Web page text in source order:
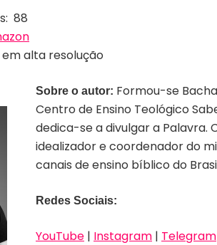
88
alta resolução
Sobre o autor: Formou-se
Centro de Ensino Teológico
dedica-se a divulgar a Palavra.
idealizador e coordenador do
canais de ensino bíblico do
Redes Sociais:
YouTube | Instagram | Telegram